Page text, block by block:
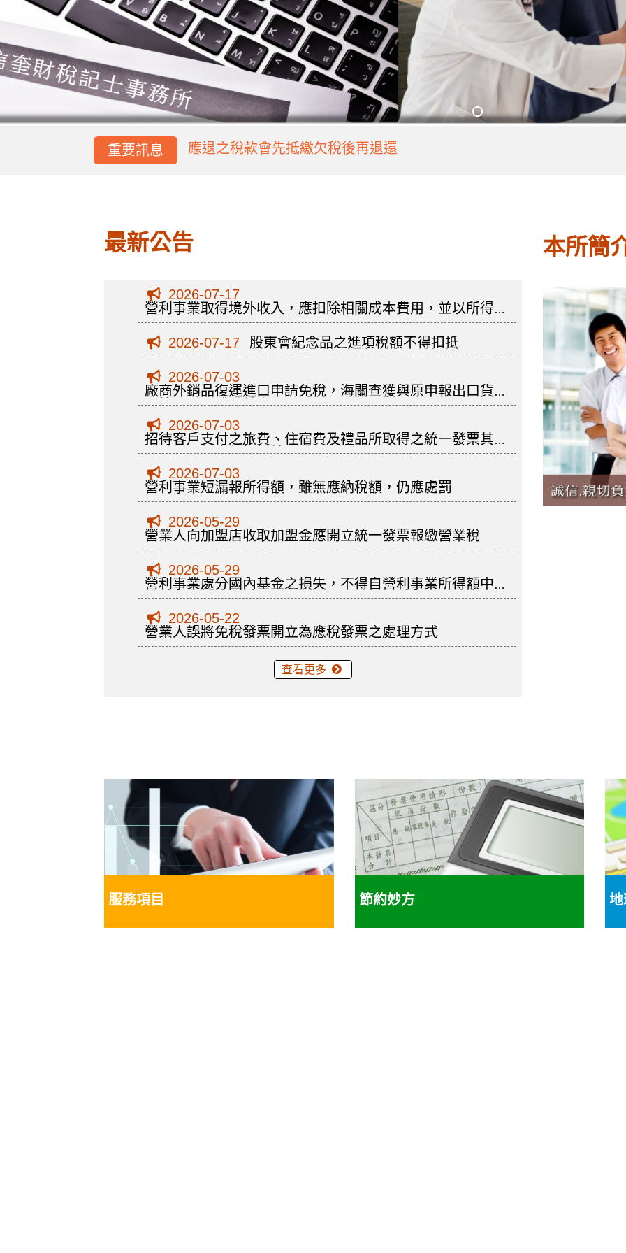
重要訊息
稅單雖非親自簽收，逾期未繳仍可移送強制執行
應退之稅款會先抵繳欠稅後再退還
最新公告
2026-07-17
營利事業取得境外收入，應扣除相關成本費用，並以所得額
計算境外所得可扣抵限額
2026-07-17
股東會紀念品之進項稅額不得扣抵
2026-07-03
廠商外銷品復運進口申請免稅，海關查獲與原申報出口貨物
不符，予以補稅並處罰
2026-07-03
招待客戶支付之旅費、住宿費及禮品所取得之統一發票其進
項稅額不得申報扣抵銷項稅額
2026-07-03
營利事業短漏報所得額，雖無應納稅額，仍應處罰
2026-05-29
營業人向加盟店收取加盟金應開立統一發票報繳營業稅
2026-05-29
營利事業處分國內基金之損失，不得自營利事業所得額中減
除
2026-05-22
營業人誤將免稅發票開立為應稅發票之處理方式
查看更多
本所簡
服務項目 節約妙方